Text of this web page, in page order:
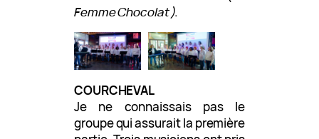
Femme Chocolat).
COURCHEVAL
Je ne connaissais pas le
groupe qui assurait la première